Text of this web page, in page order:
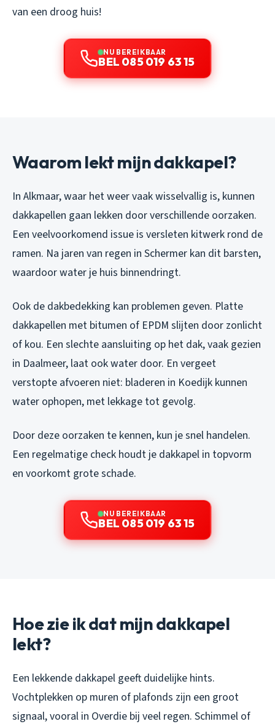
van een droog huis!
NU BEREIKBAAR
BEL 085 019 63 15
Waarom lekt mijn dakkapel?
In Alkmaar, waar het weer vaak wisselvallig is, kunnen
dakkapellen gaan lekken door verschillende oorzaken.
Een veelvoorkomend issue is versleten kitwerk rond de
ramen. Na jaren van regen in Schermer kan dit barsten,
waardoor water je huis binnendringt.
Ook de dakbedekking kan problemen geven. Platte
dakkapellen met bitumen of EPDM slijten door zonlicht
of kou. Een slechte aansluiting op het dak, vaak gezien
in Daalmeer, laat ook water door. En vergeet
verstopte afvoeren niet: bladeren in Koedijk kunnen
water ophopen, met lekkage tot gevolg.
Door deze oorzaken te kennen, kun je snel handelen.
Een regelmatige check houdt je dakkapel in topvorm
en voorkomt grote schade.
NU BEREIKBAAR
BEL 085 019 63 15
Hoe zie ik dat mijn dakkapel
lekt?
Een lekkende dakkapel geeft duidelijke hints.
Vochtplekken op muren of plafonds zijn een groot
signaal, vooral in Overdie bij veel regen. Schimmel of